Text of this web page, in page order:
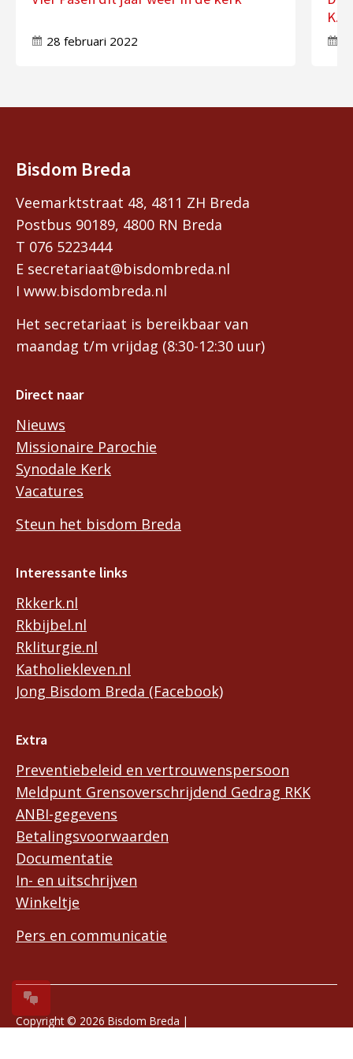
28 februari 2022
Bisdom Breda
Veemarktstraat 48, 4811 ZH Breda
Postbus 90189, 4800 RN Breda
T 076 5223444
E secretariaat@bisdombreda.nl
I www.bisdombreda.nl
Het secretariaat is bereikbaar van
maandag t/m vrijdag (8:30-12:30 uur)
Direct naar
Nieuws
Missionaire Parochie
Synodale Kerk
Vacatures
Steun het bisdom Breda
Interessante links
Rkkerk.nl
Rkbijbel.nl
Rkliturgie.nl
Katholiekleven.nl
Jong Bisdom Breda (Facebook)
Extra
Preventiebeleid en vertrouwenspersoon
Meldpunt Grensoverschrijdend Gedrag RKK
ANBI-gegevens
Betalingsvoorwaarden
Documentatie
In- en uitschrijven
Winkeltje
Pers en communicatie
Copyright © 2026 Bisdom Breda |